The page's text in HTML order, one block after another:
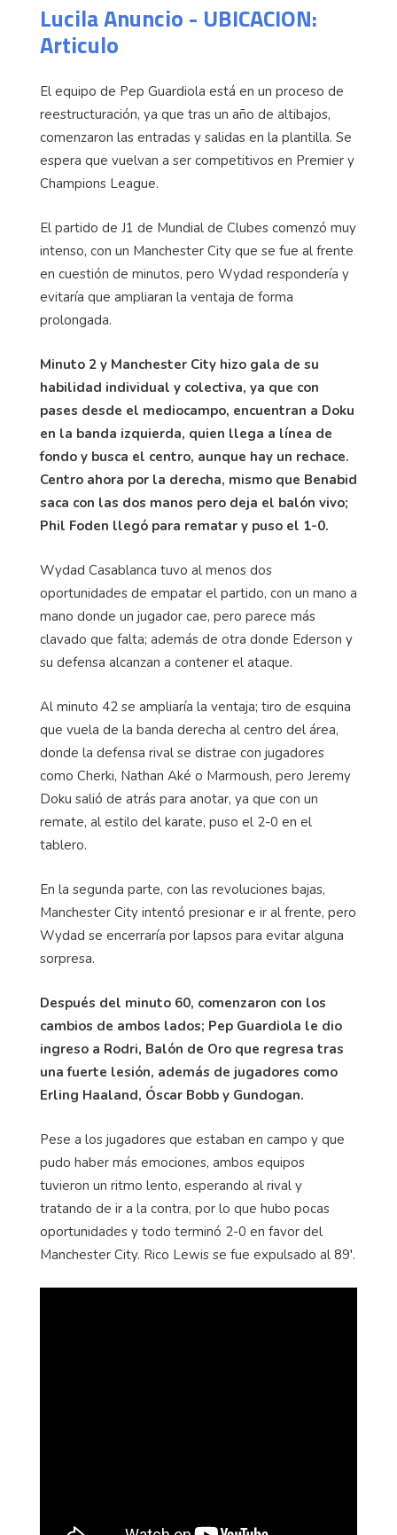
Lucila Anuncio - UBICACION:
Articulo
El equipo de Pep Guardiola está en un proceso de
reestructuración, ya que tras un año de altibajos,
comenzaron las entradas y salidas en la plantilla. Se
espera que vuelvan a ser competitivos en Premier y
Champions League.
El partido de J1 de Mundial de Clubes comenzó muy
intenso, con un Manchester City que se fue al frente
en cuestión de minutos, pero Wydad respondería y
evitaría que ampliaran la ventaja de forma
prolongada.
Minuto 2 y Manchester City hizo gala de su
habilidad individual y colectiva, ya que con
pases desde el mediocampo, encuentran a Doku
en la banda izquierda, quien llega a línea de
fondo y busca el centro, aunque hay un rechace.
Centro ahora por la derecha, mismo que Benabid
saca con las dos manos pero deja el balón vivo;
Phil Foden llegó para rematar y puso el 1-0.
Wydad Casablanca tuvo al menos dos
oportunidades de empatar el partido, con un mano a
mano donde un jugador cae, pero parece más
clavado que falta; además de otra donde Ederson y
su defensa alcanzan a contener el ataque.
Al minuto 42 se ampliaría la ventaja; tiro de esquina
que vuela de la banda derecha al centro del área,
donde la defensa rival se distrae con jugadores
como Cherki, Nathan Aké o Marmoush, pero Jeremy
Doku salió de atrás para anotar, ya que con un
remate, al estilo del karate, puso el 2-0 en el
tablero.
En la segunda parte, con las revoluciones bajas,
Manchester City intentó presionar e ir al frente, pero
Wydad se encerraría por lapsos para evitar alguna
sorpresa.
Después del minuto 60, comenzaron con los
cambios de ambos lados; Pep Guardiola le dio
ingreso a Rodri, Balón de Oro que regresa tras
una fuerte lesión, además de jugadores como
Erling Haaland, Óscar Bobb y Gundogan.
Pese a los jugadores que estaban en campo y que
pudo haber más emociones, ambos equipos
tuvieron un ritmo lento, esperando al rival y
tratando de ir a la contra, por lo que hubo pocas
oportunidades y todo terminó 2-0 en favor del
Manchester City. Rico Lewis se fue expulsado al 89′.